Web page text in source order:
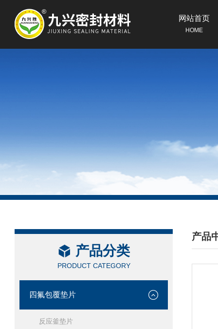
网站首页
HOME
产品分类
PRODUCT CATEGORY
四氟包覆垫片
反应釜垫片
产品
/